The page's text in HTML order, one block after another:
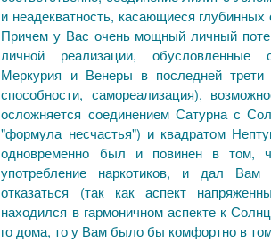
и неадекватность, касающиеся
Причем у Вас очень мощный личный
личной реализации, обусловленные
Меркурия и Венеры в последней
способности, самореализация),
осложняется соединением Сатурна с
"формула несчастья") и квадратом
одновременно был и повинен в том,
употребление наркотиков, и дал Вам
отказаться (так как аспект
находился в гармоничном аспекте к
го дома, то у Вам было бы комфортно в